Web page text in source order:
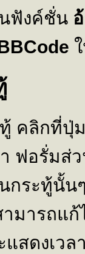
ฟังค์ชั่น
ทู้ คลิกที่ปุ่
ฟอรั่มส่
กระทู้นั้
มารถแ
แสดงเว